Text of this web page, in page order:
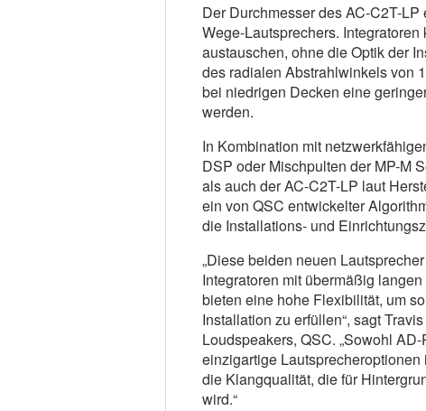
Der Durchmesser des AC-C2T-
Wege-Lautsprechers.
austauschen, ohne die Optik der
des radialen Abstrahlwinkels von
bei niedrigen Decken eine
werden.
In Kombination mit
DSP oder Mischpulten der MP-M
als auch der AC-C2T-LP laut
ein von QSC entwickelter
die Installations- und
„Diese beiden neuen
Integratoren mit übermäßig
bieten eine hohe Flexibilität, um
Installation zu erfüllen“, sagt
Loudspeakers, QSC. „Sowohl
einzigartige
die Klangqualität, die für
wird.“